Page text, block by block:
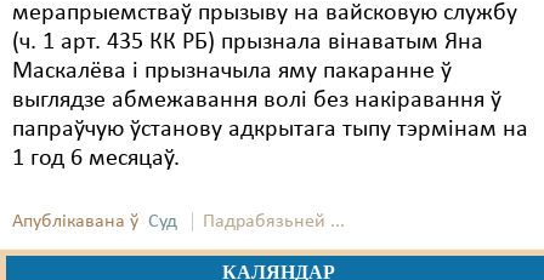
мерапрыемстваў прызыву на вайсковую службу
(ч. 1 арт. 435 КК РБ) прызнала вінаватым Яна
Маскалёва і прызначыла яму пакаранне ў
выглядзе абмежавання волі без накіравання ў
папраўчую ўстанову адкрытага тыпу тэрмінам на
1 год 6 месяцаў.
Апублікавана ў Суд Падрабязьней ...
КАЛЯНДАР